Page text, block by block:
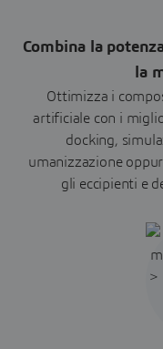
Combina la
la
Ottimizza i
artificiale con i
docking,
umanizzazione
gli eccipienti e